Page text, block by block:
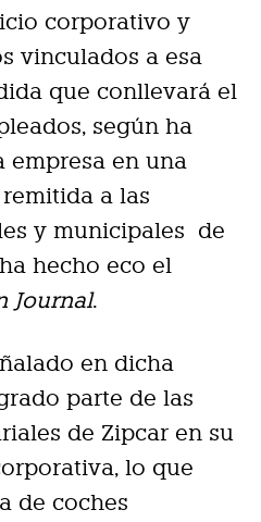
corporativo y
vinculados a esa
que conllevará el
según ha
empresa en una
a las
y municipales de
hecho eco el
Journal.
en dicha
parte de las
de Zipcar en su
lo que
de coches